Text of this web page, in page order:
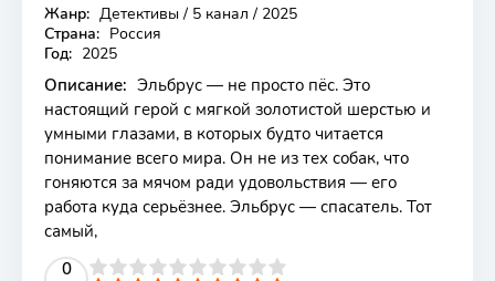
Жанр: Детективы / 5 канал / 2025
Страна: Россия
Год: 2025
Описание: Эльбрус — не просто пёс. Это
настоящий герой с мягкой золотистой шерстью и
умными глазами, в которых будто читается
понимание всего мира. Он не из тех собак, что
гоняются за мячом ради удовольствия — его
работа куда серьёзнее. Эльбрус — спасатель. Тот
самый,
0
4 5 6 7 8 9 10